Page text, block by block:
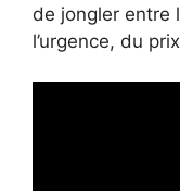
de jongler entre
l’urgence, du